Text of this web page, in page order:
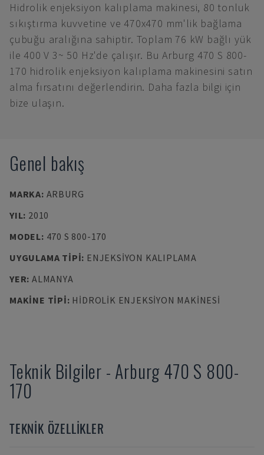
Hidrolik enjeksiyon kalıplama makinesi, 80 tonluk
sıkıştırma kuvvetine ve 470x470 mm'lik bağlama
çubuğu aralığına sahiptir. Toplam 76 kW bağlı yük
ile 400 V 3~ 50 Hz'de çalışır. Bu Arburg 470 S 800-
170 hidrolik enjeksiyon kalıplama makinesini satın
alma fırsatını değerlendirin. Daha fazla bilgi için
bize ulaşın.
Genel bakış
MARKA: ARBURG
YIL: 2010
MODEL: 470 S 800-170
UYGULAMA TIPI: ENJEKSIYON KALIPLAMA
YER: ALMANYA
MAKINE TIPI: HIDROLIK ENJEKSIYON MAKINESI
Teknik Bilgiler - Arburg470 S 800-
170
TEKNIK ÖZELLIKLER